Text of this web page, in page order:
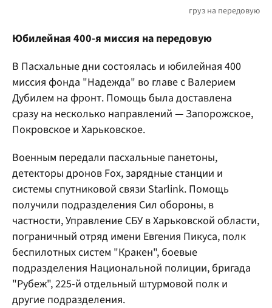
Юбилейная 400-я миссия на передовую
В Пасхальные дни состоялась и юбилейная 400
миссия фонда "Надежда" во главе с Валерием
Дубилем на фронт. Помощь была доставлена
сразу на несколько направлений — Запорожское,
Покровское и Харьковское.
Военным передали пасхальные панетоны,
детекторы дронов Fox, зарядные станции и
системы спутниковой связи Starlink. Помощь
получили подразделения Сил обороны, в
частности, Управление СБУ в Харьковской области,
пограничный отряд имени Евгения Пикуса, полк
беспилотных систем "Кракен", боевые
подразделения Национальной полиции, бригада
"Рубеж", 225-й отдельный штурмовой полк и
другие подразделения.